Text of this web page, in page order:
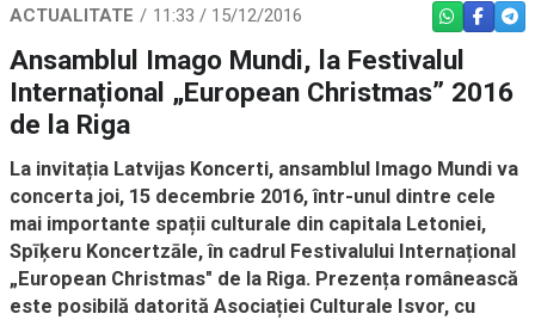
ACTUALITATE 11:33 / 15/12/2016 WHATSAPP
Ansamblul Imago Mundi, la Festivalul
Internațional „European Christmas” 2016
de la Riga
La invitația Latvijas Koncerti, ansamblul Imago Mundi va
concerta joi, 15 decembrie 2016, într-unul dintre cele
mai importante spații culturale din capitala Letoniei,
Spīķeru Koncertzāle, în cadrul Festivalului Internațional
„European Christmas" de la Riga. Prezența românească
este posibilă datorită Asociației Culturale Isvor, cu